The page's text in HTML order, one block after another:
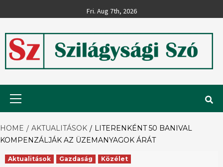
to
Fri. Aug 7th, 2026
Szilágysági
Szó
HOME AKTUALITÁSOK
LITERENKÉNT 50 BANIVAL
KOMPENZÁLJÁK AZ ÜZEMANYAGOK ÁRÁT
Aktualitások Gazdaság Közélet